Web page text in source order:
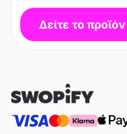
Δείτε το προϊόν